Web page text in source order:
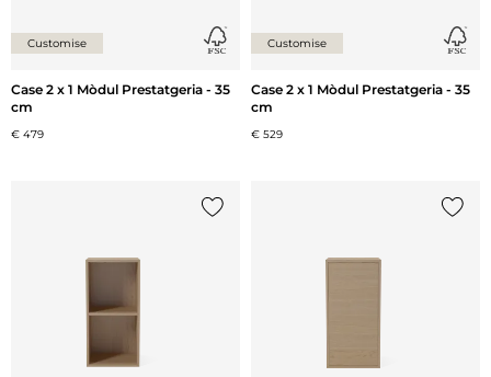
Customise
Case 2 x 1 Mòdul Prestatgeria - 35
cm
€ 479
Customise
Case 2 x 1 Mòdul Prestatgeria - 35
cm
€ 529